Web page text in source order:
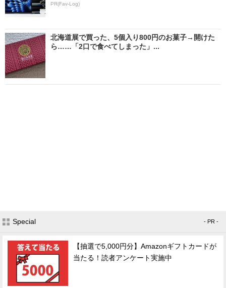
PR(Fav-Log)
北海道展で買った、5個入り800円のお菓子→開けた
ら……「2口で食べてしまった」...
Special - PR -
【抽選で5,000円分】Amazonギフトカードが
当たる！読者アンケート実施中